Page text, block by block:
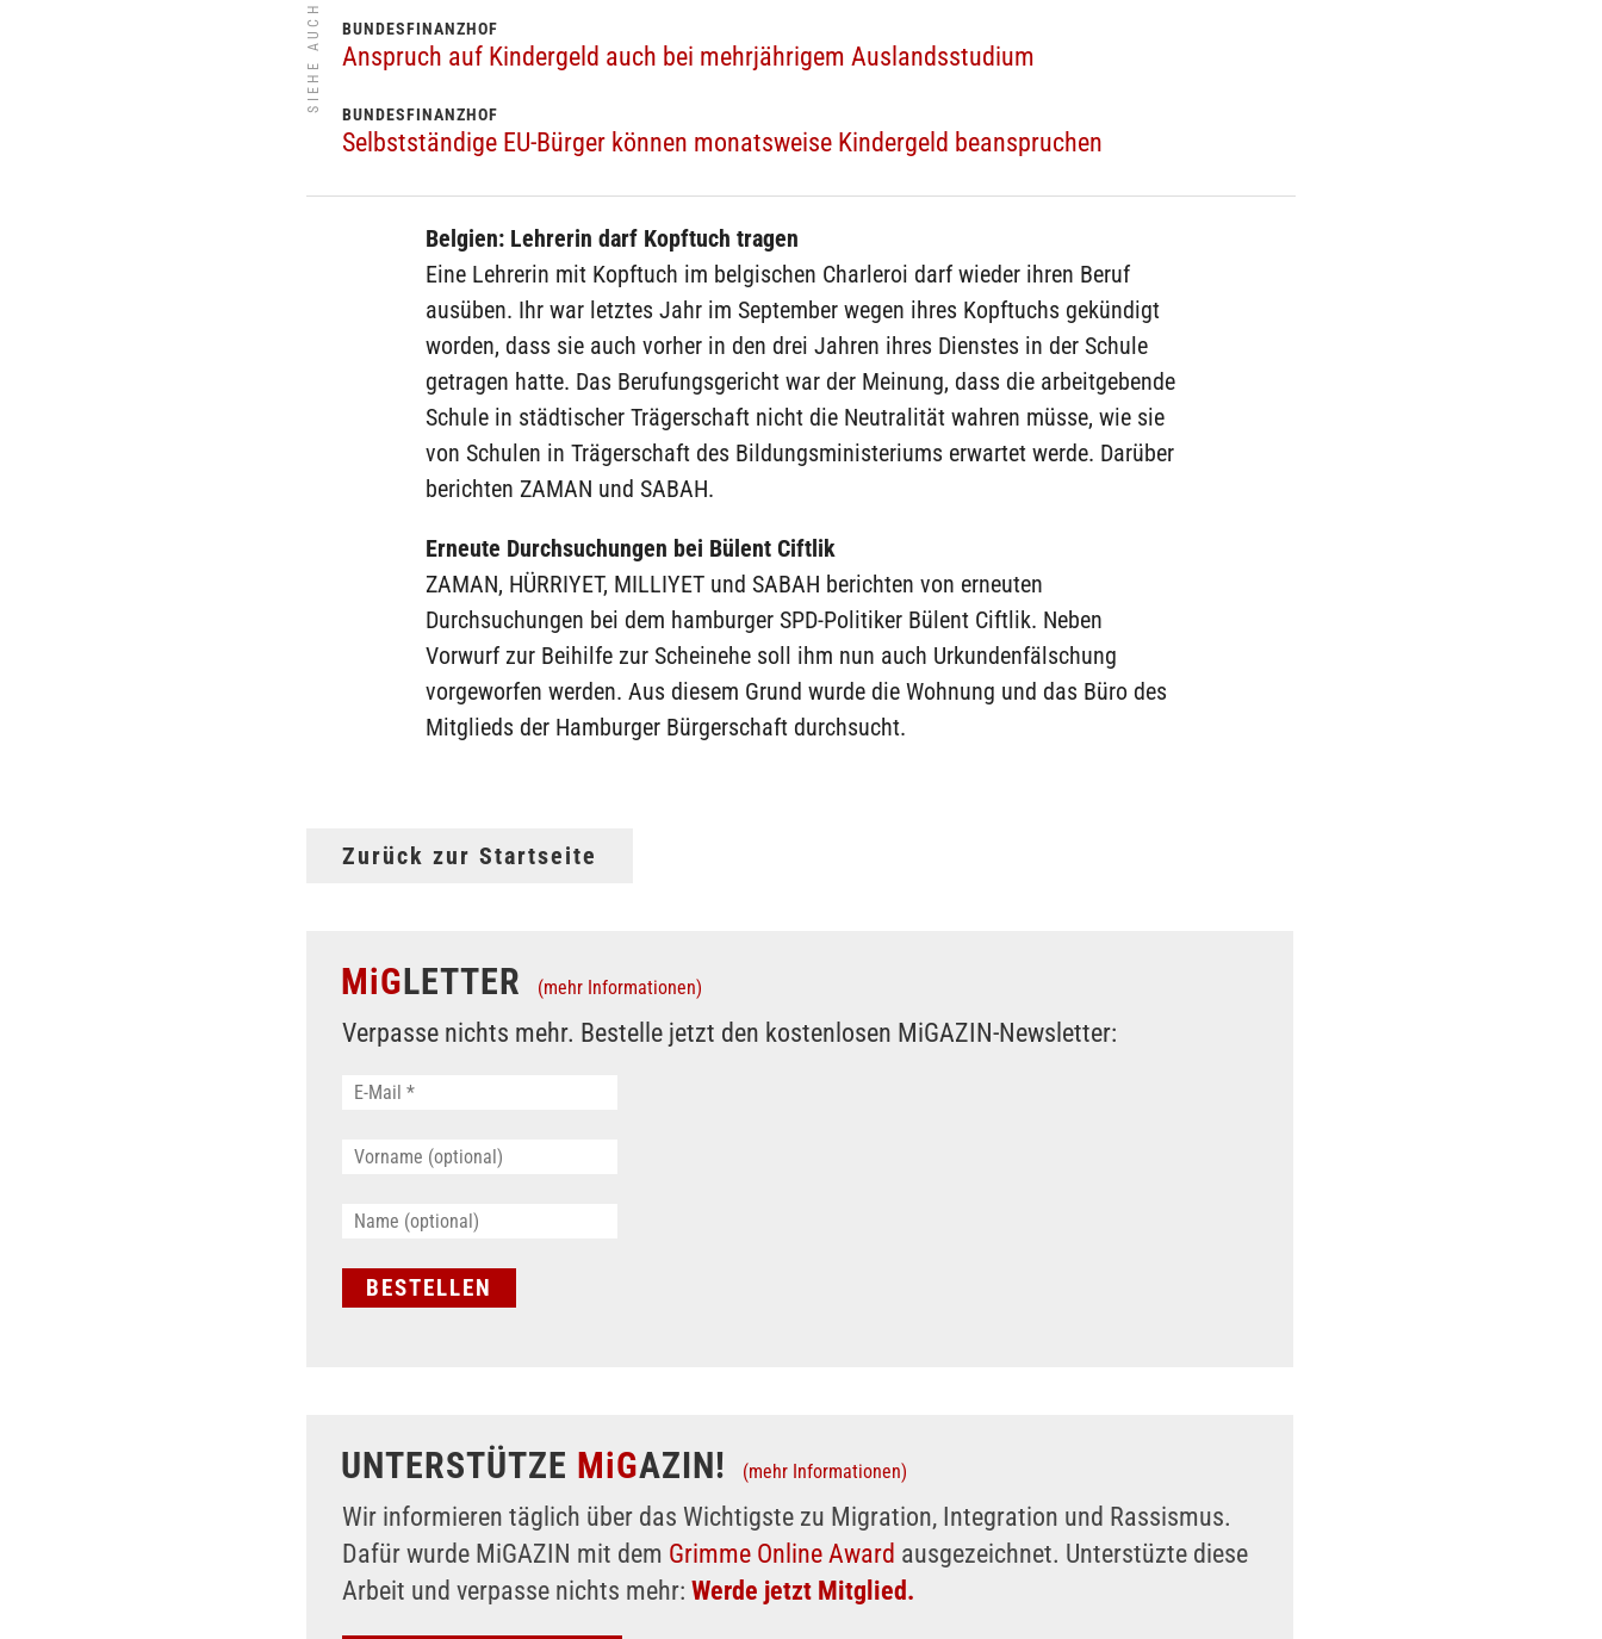
SIEHE AUCH BUNDESFINANZHOF
Anspruch auf Kindergeld auch bei mehrjährigem Auslandsstudium
BUNDESFINANZHOF
Selbstständige EU-Bürger können monatsweise Kindergeld beanspruchen
Belgien: Lehrerin darf Kopftuch tragen
Eine Lehrerin mit Kopftuch im belgischen Charleroi darf wieder ihren Beruf
ausüben. Ihr war letztes Jahr im September wegen ihres Kopftuchs gekündigt
worden, dass sie auch vorher in den drei Jahren ihres Dienstes in der Schule
getragen hatte. Das Berufungsgericht war der Meinung, dass die arbeitgebende
Schule in städtischer Trägerschaft nicht die Neutralität wahren müsse, wie sie
von Schulen in Trägerschaft des Bildungsministeriums erwartet werde. Darüber
berichten ZAMAN und SABAH.
Erneute Durchsuchungen bei Bülent Ciftlik
ZAMAN, HÜRRIYET, MILLIYET und SABAH berichten von erneuten
Durchsuchungen bei dem hamburger SPD-Politiker Bülent Ciftlik. Neben
Vorwurf zur Beihilfe zur Scheinehe soll ihm nun auch Urkundenfälschung
vorgeworfen werden. Aus diesem Grund wurde die Wohnung und das Büro des
Mitglieds der Hamburger Bürgerschaft durchsucht.
Zurück zur Startseite
MiGLETTER (mehr Informationen)
Verpasse nichts mehr. Bestelle jetzt den kostenlosen MiGAZIN-Newsletter:
UNTERSTÜTZE MiGAZIN! (mehr Informationen)
Wir informieren täglich über das Wichtigste zu Migration, Integration und Rassismus.
Dafür wurde MiGAZIN mit dem Grimme Online Award ausgezeichnet. Unterstüzte diese
Arbeit und verpasse nichts mehr: Werde jetzt Mitglied.